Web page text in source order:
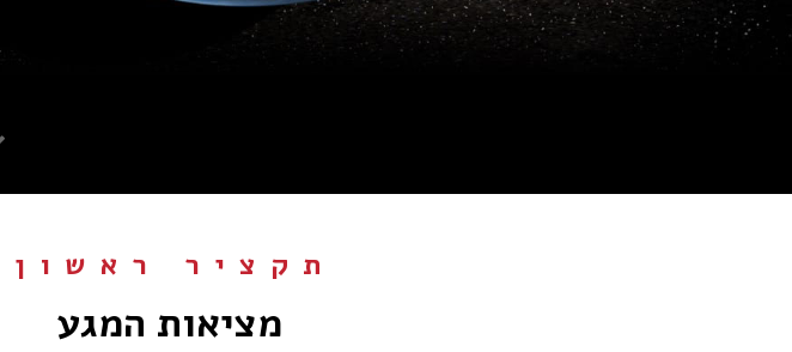
תקציר ראשון
מציאות המגע